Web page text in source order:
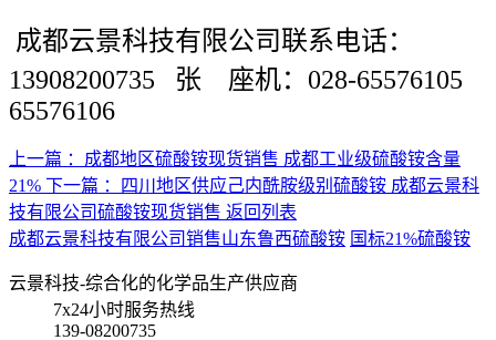
成都云景科技有限公司联系电话：
13908200735 张 座机：028-65576105
65576106
上一篇 ：成都地区硫酸铵现货销售 成都工业级硫酸铵含量
21% 下一篇 ：四川地区供应己内酰胺级别硫酸铵 成都云景科
技有限公司硫酸铵现货销售 返回列表
成都云景科技有限公司销售山东鲁西硫酸铵 国标21%硫酸铵
云景科技-综合化的化学品生产供应商
7x24小时服务热线
139-08200735